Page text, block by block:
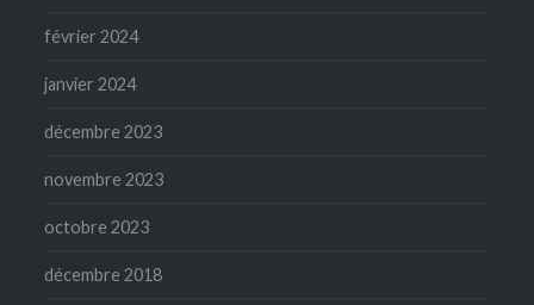
février 2024
janvier 2024
décembre 2023
novembre 2023
octobre 2023
décembre 2018